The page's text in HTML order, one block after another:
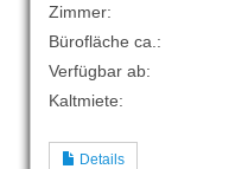
Zimmer:
Bürofläche ca.:
Verfügbar ab:
Kaltmiete:
Details